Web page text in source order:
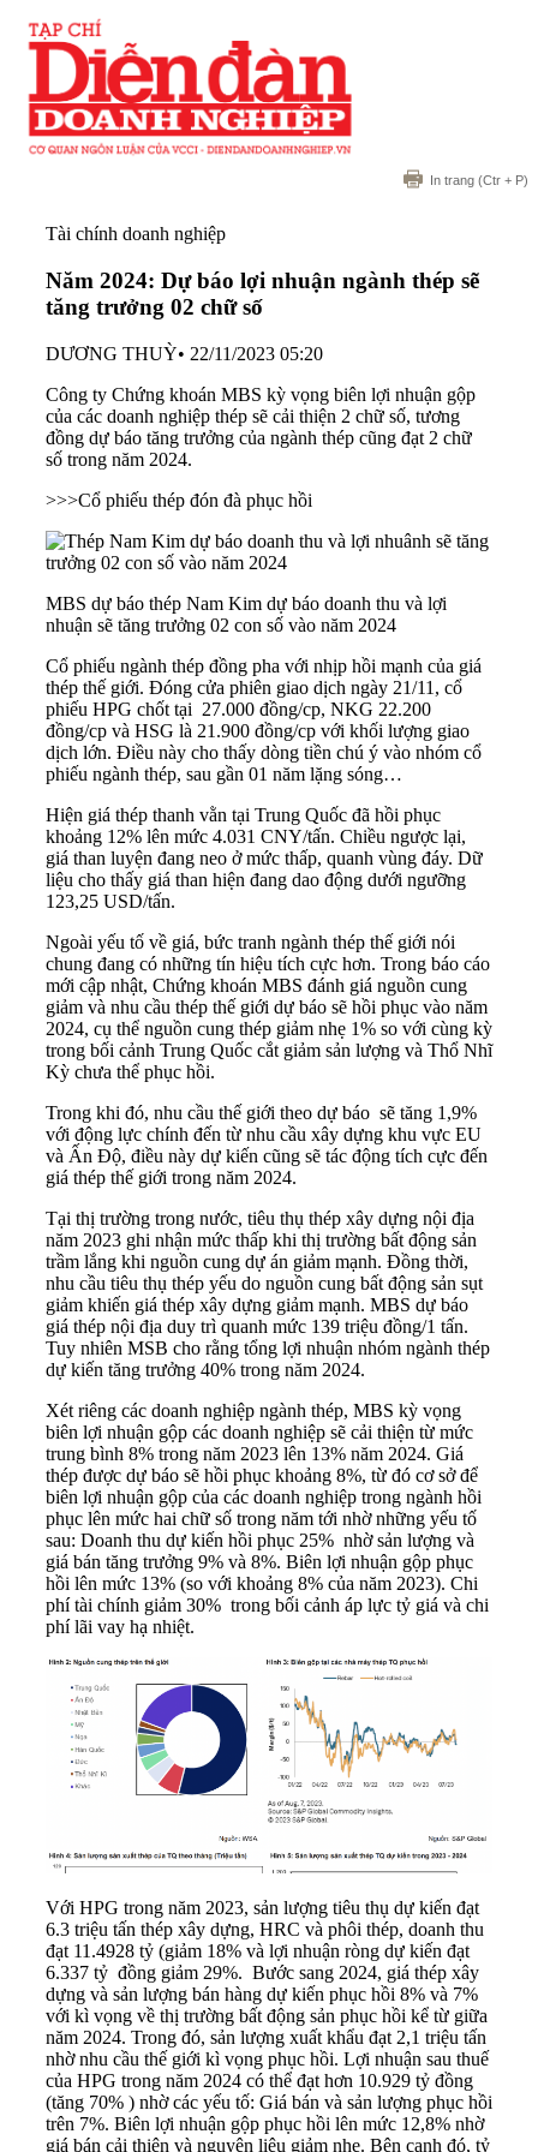
In trang (Ctr + P)
Tài chính doanh nghiệp
Năm 2024: Dự báo lợi nhuận ngành thép sẽ
tăng trưởng 02 chữ số
DƯƠNG THUỲ• 22/11/2023 05:20
Công ty Chứng khoán MBS kỳ vọng biên lợi nhuận gộp
của các doanh nghiệp thép sẽ cải thiện 2 chữ số, tương
đồng dự báo tăng trưởng của ngành thép cũng đạt 2 chữ
số trong năm 2024.
>>>Cổ phiếu thép đón đà phục hồi
MBS dự báo thép Nam Kim dự báo doanh thu và lợi
nhuận sẽ tăng trưởng 02 con số vào năm 2024
Cổ phiếu ngành thép đồng pha với nhịp hồi mạnh của giá
thép thế giới. Đóng cửa phiên giao dịch ngày 21/11, cổ
phiếu HPG chốt tại 27.000 đồng/cp, NKG 22.200
đồng/cp và HSG là 21.900 đồng/cp với khối lượng giao
dịch lớn. Điều này cho thấy dòng tiền chú ý vào nhóm cổ
phiếu ngành thép, sau gần 01 năm lặng sóng…
Hiện giá thép thanh vằn tại Trung Quốc đã hồi phục
khoảng 12% lên mức 4.031 CNY/tấn. Chiều ngược lại,
giá than luyện đang neo ở mức thấp, quanh vùng đáy. Dữ
liệu cho thấy giá than hiện đang dao động dưới ngưỡng
123,25 USD/tấn.
Ngoài yếu tố về giá, bức tranh ngành thép thế giới nói
chung đang có những tín hiệu tích cực hơn. Trong báo cáo
mới cập nhật, Chứng khoán MBS đánh giá nguồn cung
giảm và nhu cầu thép thế giới dự báo sẽ hồi phục vào năm
2024, cụ thể nguồn cung thép giảm nhẹ 1% so với cùng kỳ
trong bối cảnh Trung Quốc cắt giảm sản lượng và Thổ Nhĩ
Kỳ chưa thể phục hồi.
Trong khi đó, nhu cầu thế giới theo dự báo sẽ tăng 1,9%
với động lực chính đến từ nhu cầu xây dựng khu vực EU
và Ấn Độ, điều này dự kiến cũng sẽ tác động tích cực đến
giá thép thế giới trong năm 2024.
Tại thị trường trong nước, tiêu thụ thép xây dựng nội địa
năm 2023 ghi nhận mức thấp khi thị trường bất động sản
trầm lắng khi nguồn cung dự án giảm mạnh. Đồng thời,
nhu cầu tiêu thụ thép yếu do nguồn cung bất động sản sụt
giảm khiến giá thép xây dựng giảm mạnh. MBS dự báo
giá thép nội địa duy trì quanh mức 139 triệu đồng/1 tấn.
Tuy nhiên MSB cho rằng tổng lợi nhuận nhóm ngành thép
dự kiến tăng trưởng 40% trong năm 2024.
Xét riêng các doanh nghiệp ngành thép, MBS kỳ vọng
biên lợi nhuận gộp các doanh nghiệp sẽ cải thiện từ mức
trung bình 8% trong năm 2023 lên 13% năm 2024. Giá
thép được dự báo sẽ hồi phục khoảng 8%, từ đó cơ sở để
biên lợi nhuận gộp của các doanh nghiệp trong ngành hồi
phục lên mức hai chữ số trong năm tới nhờ những yếu tố
sau: Doanh thu dự kiến hồi phục 25% nhờ sản lượng và
giá bán tăng trưởng 9% và 8%. Biên lợi nhuận gộp phục
hồi lên mức 13% (so với khoảng 8% của năm 2023). Chi
phí tài chính giảm 30% trong bối cảnh áp lực tỷ giá và chi
phí lãi vay hạ nhiệt.
Với HPG trong năm 2023, sản lượng tiêu thụ dự kiến đạt
6.3 triệu tấn thép xây dựng, HRC và phôi thép, doanh thu
đạt 11.4928 tỷ (giảm 18% và lợi nhuận ròng dự kiến đạt
6.337 tỷ đồng giảm 29%. Bước sang 2024, giá thép xây
dựng và sản lượng bán hàng dự kiến phục hồi 8% và 7%
với kì vọng về thị trường bất động sản phục hồi kể từ giữa
năm 2024. Trong đó, sản lượng xuất khẩu đạt 2,1 triệu tấn
nhờ nhu cầu thế giới kì vọng phục hồi. Lợi nhuận sau thuế
của HPG trong năm 2024 có thể đạt hơn 10.929 tỷ đồng
(tăng 70% ) nhờ các yếu tố: Giá bán và sản lượng phục hồi
trên 7%. Biên lợi nhuận gộp phục hồi lên mức 12,8% nhờ
giá bán cải thiện và nguyên liệu giảm nhẹ. Bên cạnh đó, tỷ